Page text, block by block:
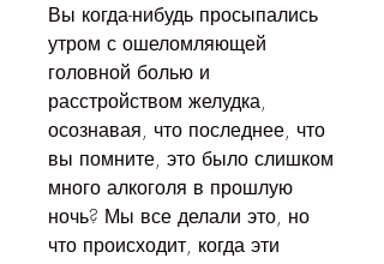
Вы когда-нибудь просыпались
утром с ошеломляющей
головной болью и
расстройством желудка,
осознавая, что последнее, что
вы помните, это было слишком
много алкоголя в прошлую
ночь? Мы все делали это, но
что происходит, когда эти